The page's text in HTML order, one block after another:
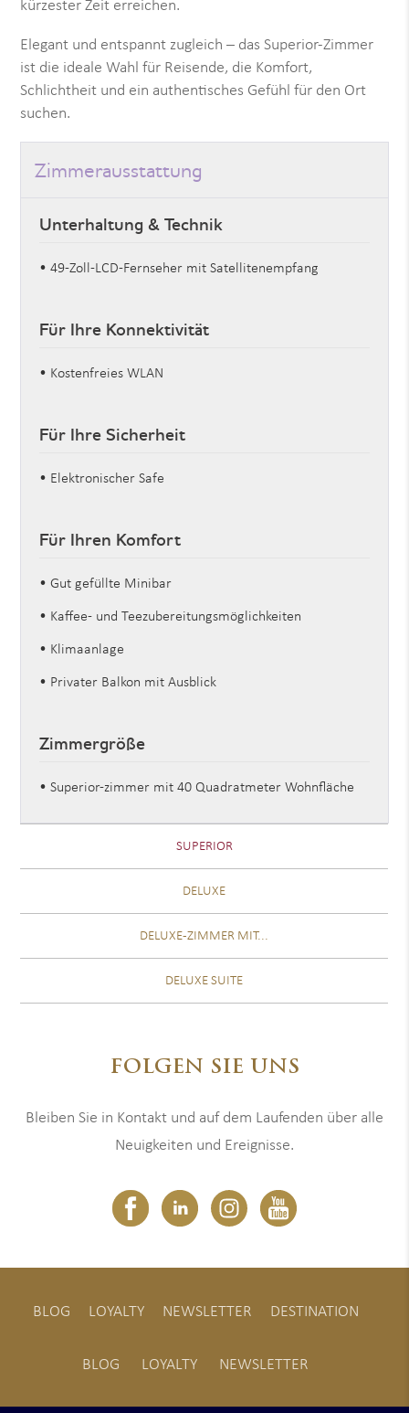
kürzester Zeit erreichen.
Elegant und entspannt zugleich – das Superior-Zimmer
ist die ideale Wahl für Reisende, die Komfort,
Schlichtheit und ein authentisches Gefühl für den Ort
suchen.
Zimmerausstattung
Unterhaltung & Technik
• 49-Zoll-LCD-Fernseher mit Satellitenempfang
Für Ihre Konnektivität
• Kostenfreies WLAN
Für Ihre Sicherheit
• Elektronischer Safe
Für Ihren Komfort
• Gut gefüllte Minibar
• Kaffee- und Teezubereitungsmöglichkeiten
• Klimaanlage
• Privater Balkon mit Ausblick
Zimmergröße
• Superior-zimmer mit 40 Quadratmeter Wohnfläche
SUPERIOR
DELUXE
DELUXE-ZIMMER MIT...
DELUXE SUITE
FOLGEN SIE UNS
Bleiben Sie in Kontakt und auf dem Laufenden über alle
Neuigkeiten und Ereignisse.
BLOG LOYALTY NEWSLETTER DESTINATION
BLOG LOYALTY NEWSLETTER